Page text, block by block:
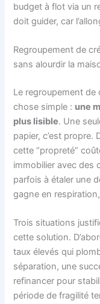
budget à flot via un
doit guider, car
Regroupement de
sans alourdir la
Le regroupement de
chose simple : une
plus lisible. Une
papier, c’est propre.
cette “propreté”
immobilier avec des
parfois à étaler une
gagne en
Trois situations
cette solution.
taux élevés qui
séparation, une
refinancer pour
période de fragilité